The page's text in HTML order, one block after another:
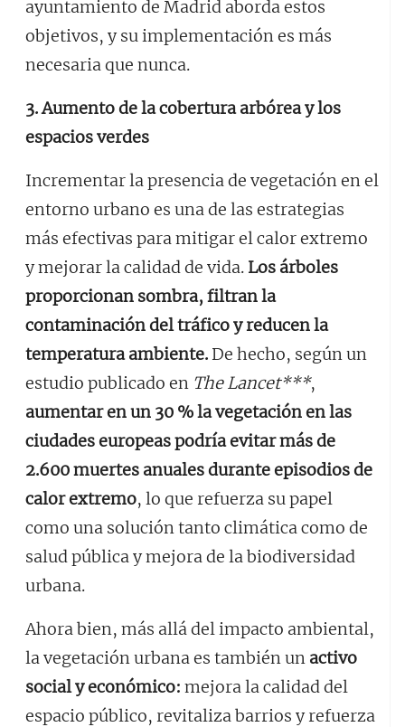
ayuntamiento de Madrid aborda estos
objetivos, y su implementación es más
necesaria que nunca.
3.Aumento de la cobertura arbórea y los
espacios verdes
Incrementar la presencia de vegetación en el
entorno urbano es una de las estrategias
más efectivas para mitigar el calor extremo
y mejorar la calidad de vida. Los árboles
proporcionan sombra, filtran la
contaminación del tráfico y reducen la
temperatura ambiente. De hecho, según un
estudio publicado en The Lancet***,
aumentar en un 30 % la vegetación en las
ciudades europeas podría evitar más de
2.600 muertes anuales durante episodios de
calor extremo, lo que refuerza su papel
como una solución tanto climática como de
salud pública y mejora de la biodiversidad
urbana.
Ahora bien, más allá del impacto ambiental,
la vegetación urbana es también un activo
social y económico: mejora la calidad del
espacio público, revitaliza barrios y refuerza